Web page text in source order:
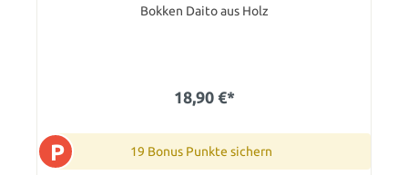
Bokken Daito aus Holz
18,90 €*
P 19 Bonus Punkte sichern